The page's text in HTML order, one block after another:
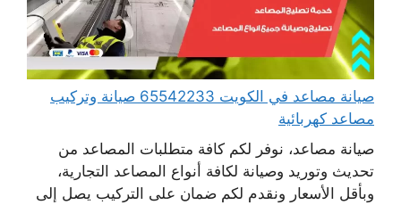
صيانة مصاعد في الكويت 65542233 صيانة وتركيب
مصاعد كهربائية
صيانة مصاعد، نوفر لكم كافة متطلبات المصاعد من
تحديث وتوريد وصيانة لكافة أنواع المصاعد التجارية،
وبأقل الأسعار ونقدم لكم ضمان على التركيب يصل إلى